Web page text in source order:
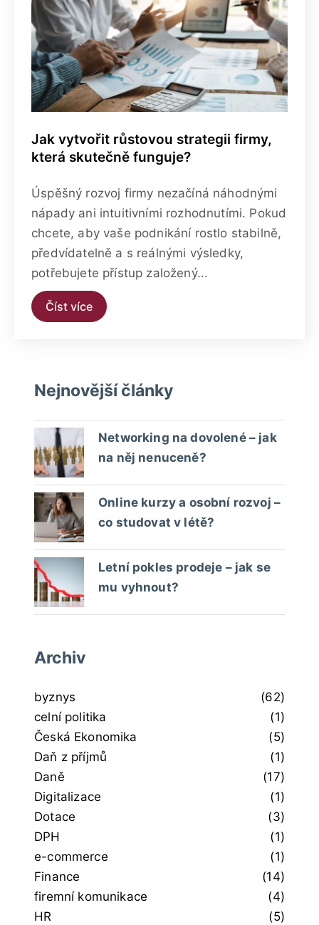
Jak vytvořit růstovou strategii firmy,
která skutečně funguje?
Úspěšný rozvoj firmy nezačíná náhodnými
nápady ani intuitivními rozhodnutími. Pokud
chcete, aby vaše podnikání rostlo stabilně,
předvídatelně a s reálnými výsledky,
potřebujete přístup založený...
Číst více
Nejnovější články
Networking na dovolené – jak
na něj nenuceně?
Online kurzy a osobní rozvoj –
co studovat v létě?
Letní pokles prodeje – jak se
mu vyhnout?
Archiv
byznys
(62)
celní politika
(1)
Česká Ekonomika
(5)
Daň z příjmů
(1)
Daně
(17)
Digitalizace
(1)
Dotace
(3)
DPH
(1)
e-commerce
(1)
Finance
(14)
firemní komunikace
(4)
HR
(5)